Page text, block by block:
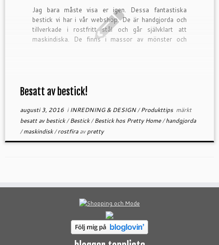
Jag bara måste visa er igen. Dessa fantastiska
bestick vi har i vår webshop. De är handgjorda och
tillverkade i rostfritt stål och går självklart att
maskindiska. De finns i massor av mönster och
Besatt av bestick!
augusti 3, 2016i INREDNING & DESIGN/Produkttips märkt
besatt av bestick/Bestick/Bestick hos Pretty Home/handgjorda
/maskindisk/rostfiraavpretty